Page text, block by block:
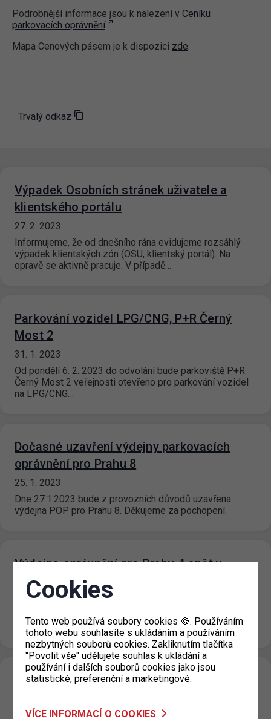
Podrobnější informace jsou k nalezení v Ceníku
parkovacích oprávnění
.
Mapa Cenových pásem je k dispozici zde.
Trvalý odkaz
Výpadek Osobních stránek uživatele a
klientského portálu
27. 2. 2023
Informujeme, že od dnešního rána evidujeme rozsáhlý
výpadek klientských zón (OSU, klientský portál). Na
opravě se aktivně pracuje. V případě…
Parkování vozidel LPG/CNG, P+R Černý
Most 2
31. 1. 2023
Od pondělí 6. 2. 2023 do odvolání bude parkoviště P+R
Černý Most 2 veřejnosti otevřeno pro parkování vozidel
na LPG/CNG…
Dočasné uzavření výdejny parkovacích
oprávnění pro Prahu 8
25. 1. 2023
Dne 27.1.2023 bude z provozních důvodů uzavřena
výdejna POP pro Prahu 8. Děkujeme za pochopení.
Výdejna oprávnění pro Prahu 4 opět v
provozu
02. 1. 2023
Výdejna parkovacích oprávnění pro Prahu 4 (Jílovská) je
opět v provozu. Děkujeme za pochopení
Nové ceny parkování v garážích a na
30. 12. 2022
Cookies
Tento web používá soubory cookies 🍪. Používáním
tohoto webu souhlasíte s ukládáním a používáním
nezbytných souborů cookies. Zakliknutím tlačítka
"Povolit vše" udělujete souhlas k ukládání a
používání i dalších souborů cookies jako jsou
statistické, preferenční a marketingové.
VÍCE INFORMACÍ O COOKIES